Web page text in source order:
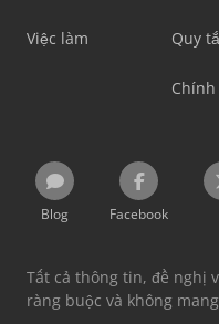
Việc làm Quy
Blog Facebook
Tất cả thông tin, đề nghị
ràng buộc và không